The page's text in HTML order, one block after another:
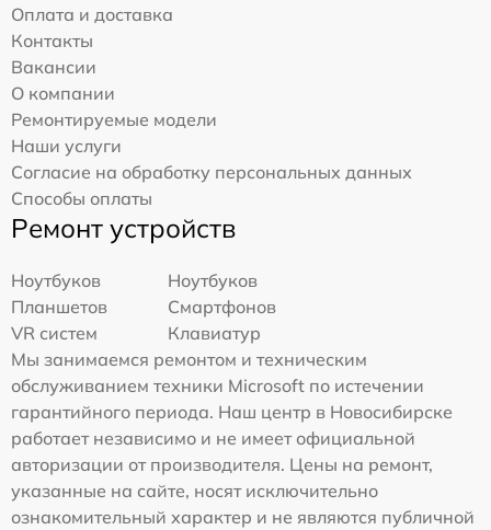
Оплата и доставка
Контакты
Вакансии
О компании
Ремонтируемые модели
Наши услуги
Согласие на обработку персональных данных
Способы оплаты
Ремонт устройств
Ноутбуков
Ноутбуков
Планшетов
Смартфонов
VR систем
Клавиатур
Мы занимаемся ремонтом и техническим
обслуживанием техники Microsoft по истечении
гарантийного периода. Наш центр в Новосибирске
работает независимо и не имеет официальной
авторизации от производителя. Цены на ремонт,
указанные на сайте, носят исключительно
ознакомительный характер и не являются публичной